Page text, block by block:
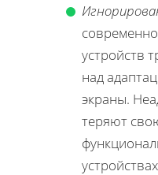
устройств
над
экраны.
теряют